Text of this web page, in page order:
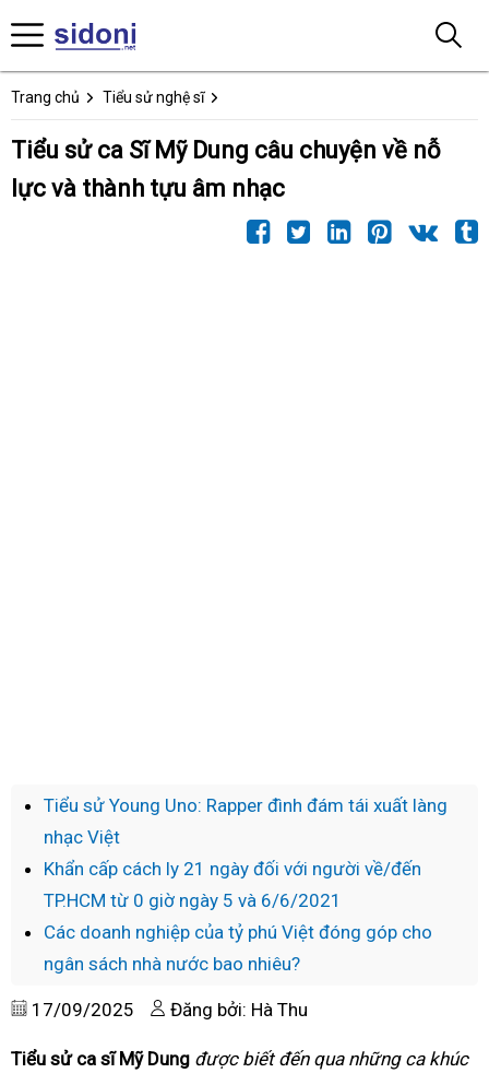
Trang chủ Tiểu sử nghệ sĩ
Tiểu sử ca Sĩ Mỹ Dung câu chuyện về nỗ
lực và thành tựu âm nhạc
Tiểu sử Young Uno: Rapper đình đám tái xuất làng
nhạc Việt
Khẩn cấp cách ly 21 ngày đối với người về/đến
TP.HCM từ 0 giờ ngày 5 và 6/6/2021
Các doanh nghiệp của tỷ phú Việt đóng góp cho
ngân sách nhà nước bao nhiêu?
17/09/2025 Đăng bởi: Hà Thu
Tiểu sử ca sĩ Mỹ Dung được biết đến qua những ca khúc